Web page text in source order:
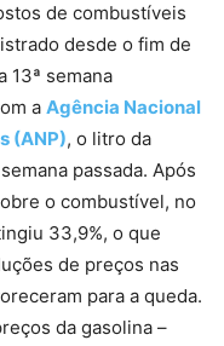
de combustíveis
desde o fim de
13ª semana
a Agência Nacional
(ANP), o litro da
passada. Após
o combustível, no
33,9%, o que
de preços nas
para a queda.
da gasolina –